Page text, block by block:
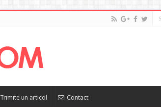
Trimite un articol Contact